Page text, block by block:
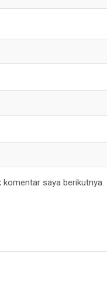
saya berikutnya.